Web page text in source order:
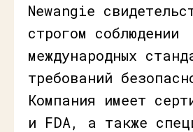
Newangie
строгом соблюдении
международных
требований
Компания имеет
и FDA, а также